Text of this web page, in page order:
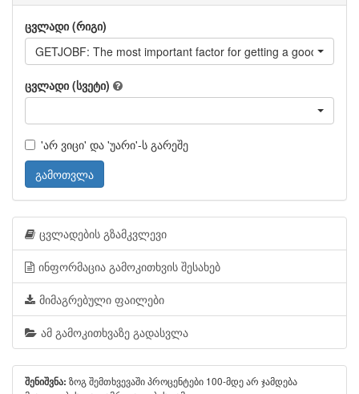
ცვლადი (რიგი)
GETJOBF: The most important factor for getting a good job
ცვლადი (სვეტი)
'არ ვიცი' და 'უარი'-ს გარეშე
გამოთვლა
ცვლადების გზამკვლევი
ინფორმაცია გამოკითხვის შესახებ
მიმაგრებული ფაილები
ამ გამოკითხვაზე გადასვლა
შენიშვნა: ზოგ შემთხვევაში პროცენტები 100-მდე არ ჯამდება